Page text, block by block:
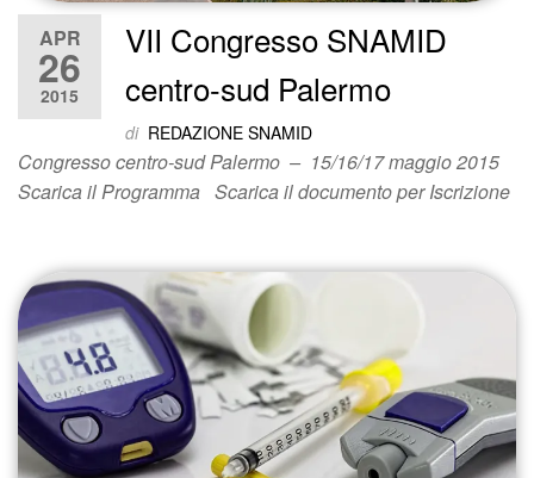
APR
26
2015
VII Congresso SNAMID
centro-sud Palermo
di REDAZIONE SNAMID
Congresso centro-sud Palermo – 15/16/17 maggio 2015
Scarica il Programma Scarica il documento per Iscrizione